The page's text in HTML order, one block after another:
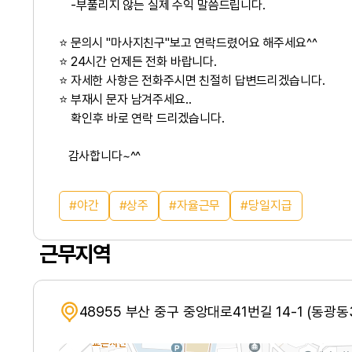
-부풀리지 않는 실제 수익 말씀드립니다.
⭐ 문의시 "마사지친구"보고 연락드렸어요 해주세요^^
⭐ 24시간 언제든 전화 바랍니다.
⭐ 자세한 사항은 전화주시면 친절히 답변드리겠습니다.
⭐ 부재시 문자 남겨주세요..
확인후 바로 연락 드리겠습니다.
감사합니다~^^
야간 상주 자율근무 당일지급
근무지역
48955 부산 중구 중앙대로41번길 14-1 (동광